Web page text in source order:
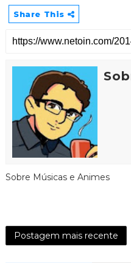
Share This
Sobre Músicas e Animes
Postagem mais recente